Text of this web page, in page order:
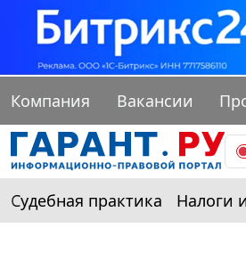
Компания Вакансии
Судебная практика Налоги